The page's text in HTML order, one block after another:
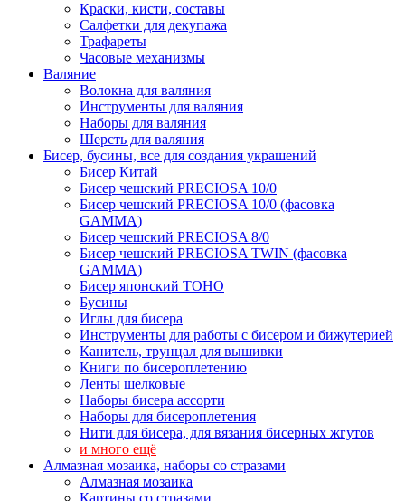
Краски, кисти, составы
Салфетки для декупажа
Трафареты
Часовые механизмы
Валяние
Волокна для валяния
Инструменты для валяния
Наборы для валяния
Шерсть для валяния
Бисер, бусины, все для создания украшений
Бисер Китай
Бисер чешский PRECIOSA 10/0
Бисер чешский PRECIOSA 10/0 (фасовка
GAMMA)
Бисер чешский PRECIOSA 8/0
Бисер чешский PRECIOSA TWIN (фасовка
GAMMA)
Бисер японский TOHO
Бусины
Иглы для бисера
Инструменты для работы с бисером и бижутерией
Канитель, трунцал для вышивки
Книги по бисероплетению
Ленты шелковые
Наборы бисера ассорти
Наборы для бисероплетения
Нити для бисера, для вязания бисерных жгутов
и много ещё
Алмазная мозаика, наборы со стразами
Алмазная мозаика
Картины co стразами